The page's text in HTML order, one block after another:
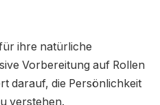
ihre natürliche
Vorbereitung auf Rollen
darauf, die Persönlichkeit
verstehen.